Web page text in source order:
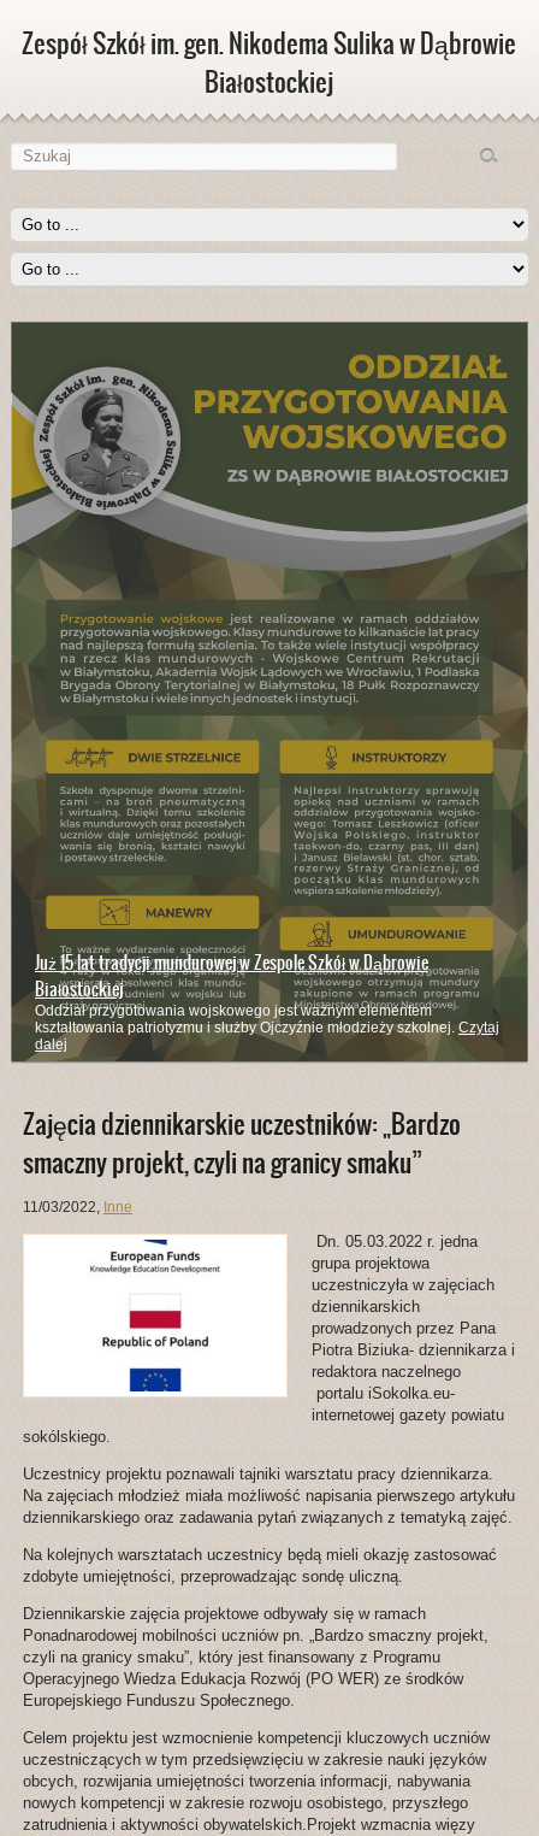
Zespół Szkół im. gen. Nikodema Sulika w Dąbrowie
Białostockiej
Już 15 lat tradycji mundurowej w Zespole Szkół w Dąbrowie
Białostockiej
Oddział przygotowania wojskowego jest ważnym elementem
kształtowania patriotyzmu i służby Ojczyźnie młodzieży szkolnej. Czytaj
dalej
Zajęcia dziennikarskie uczestników: „Bardzo
smaczny projekt, czyli na granicy smaku”
11/03/2022, Inne
Dn. 05.03.2022 r. jedna
grupa projektowa
uczestniczyła w zajęciach
dziennikarskich
prowadzonych przez Pana
Piotra Biziuka- dziennikarza i
redaktora naczelnego
portalu iSokolka.eu-
internetowej gazety powiatu
sokólskiego.
Uczestnicy projektu poznawali tajniki warsztatu pracy dziennikarza.
Na zajęciach młodzież miała możliwość napisania pierwszego artykułu
dziennikarskiego oraz zadawania pytań związanych z tematyką zajęć.
Na kolejnych warsztatach uczestnicy będą mieli okazję zastosować
zdobyte umiejętności, przeprowadzając sondę uliczną.
Dziennikarskie zajęcia projektowe odbywały się w ramach
Ponadnarodowej mobilności uczniów pn. „Bardzo smaczny projekt,
czyli na granicy smaku”, który jest finansowany z Programu
Operacyjnego Wiedza Edukacja Rozwój (PO WER) ze środków
Europejskiego Funduszu Społecznego.
Celem projektu jest wzmocnienie kompetencji kluczowych uczniów
uczestniczących w tym przedsięwzięciu w zakresie nauki języków
obcych, rozwijania umiejętności tworzenia informacji, nabywania
nowych kompetencji w zakresie rozwoju osobistego, przyszłego
zatrudnienia i aktywności obywatelskich.Projekt wzmacnia więzy